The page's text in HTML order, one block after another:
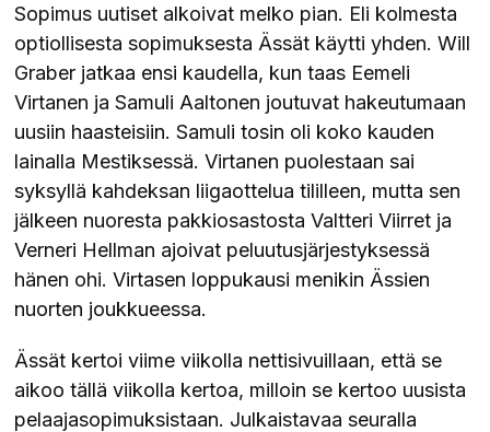
Sopimus uutiset alkoivat melko pian. Eli kolmesta
optiollisesta sopimuksesta Ässät käytti yhden. Will
Graber jatkaa ensi kaudella, kun taas Eemeli
Virtanen ja Samuli Aaltonen joutuvat hakeutumaan
uusiin haasteisiin. Samuli tosin oli koko kauden
lainalla Mestiksessä. Virtanen puolestaan sai
syksyllä kahdeksan liigaottelua tililleen, mutta sen
jälkeen nuoresta pakkiosastosta Valtteri Viirret ja
Verneri Hellman ajoivat peluutusjärjestyksessä
hänen ohi. Virtasen loppukausi menikin Ässien
nuorten joukkueessa.
Ässät kertoi viime viikolla nettisivuillaan, että se
aikoo tällä viikolla kertoa, milloin se kertoo uusista
pelaajasopimuksistaan. Julkaistavaa seuralla